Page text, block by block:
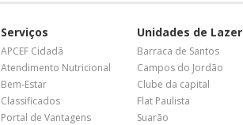
Serviços
APCEF Cidadã
Atendimento Nutricional
Bem-Estar
Classificados
Portal de Vantagens
Unidades de Lazer
Barraca de Santos
Campos do Jordão
Clube da capital
Flat Paulista
Suarão